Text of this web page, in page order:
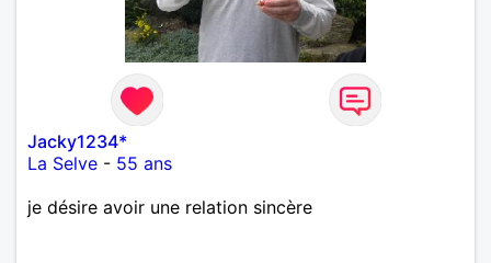
Jacky1234*
La Selve - 55 ans
je désire avoir une relation sincère